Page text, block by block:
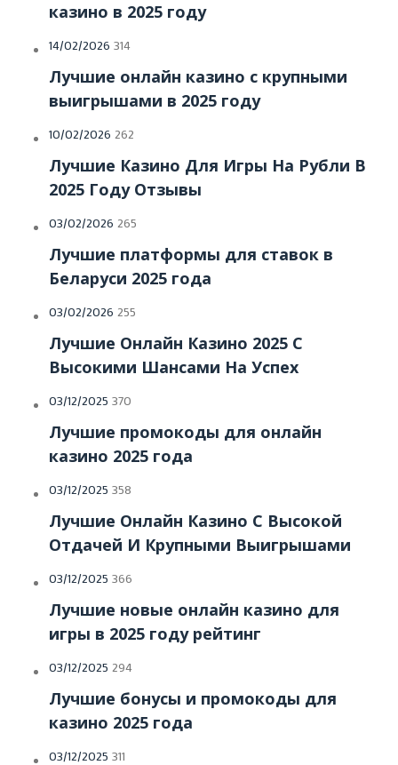
казино в 2025 году
14/02/2026 314
Лучшие онлайн казино с крупными
выигрышами в 2025 году
10/02/2026 262
Лучшие Казино Для Игры На Рубли В
2025 Году Отзывы
03/02/2026 265
Лучшие платформы для ставок в
Беларуси 2025 года
03/02/2026 255
Лучшие Онлайн Казино 2025 С
Высокими Шансами На Успех
03/12/2025 370
Лучшие промокоды для онлайн
казино 2025 года
03/12/2025 358
Лучшие Онлайн Казино С Высокой
Отдачей И Крупными Выигрышами
03/12/2025 366
Лучшие новые онлайн казино для
игры в 2025 году рейтинг
03/12/2025 294
Лучшие бонусы и промокоды для
казино 2025 года
03/12/2025 311